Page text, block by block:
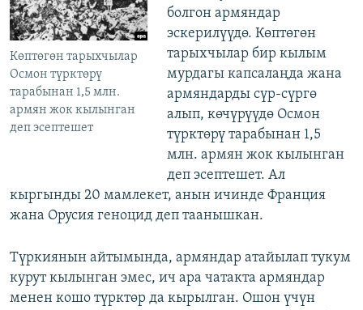
Көптөгөн тарыхчылар
Осмон түрктөрү
тарабынан 1,5 млн.
армян жок кылынган
деп эсептешет
болгон армяндар
эскерилүүдө. Көптөгөн
тарыхчылар бир кылым
мурдагы капсалаңда жана
армяндарды сүр-сүргө
алып, көчүрүүдө Осмон
түрктөрү тарабынан 1,5
млн. армян жок кылынган
деп эсептешет. Ал
кыргынды 20 мамлекет, анын ичинде Франция
жана Орусия геноцид деп таанышкан.
Түркиянын айтымында, армяндар атайылап тукум
курут кылынган эмес, ич ара чатакта армяндар
менен кошо түрктөр да кырылган. Ошон үчүн